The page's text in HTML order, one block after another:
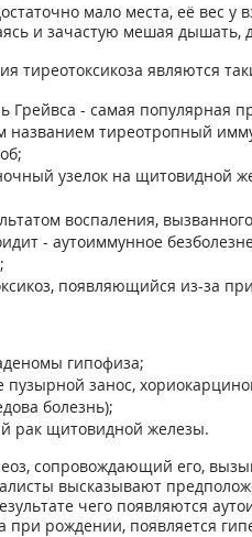
мало места, её вес
и зачастую мешая дышать,
тиреотоксикоза являются
Грейвса - самая
названием тиреотропный
узелок на щитовидной
воспаления,
- аутоиммунное
появляющийся из-за
гипофиза;
пузырной занос,
болезнь);
рак щитовидной железы.
сопровождающий его,
высказывают
чего появляются
при рождении, появляется